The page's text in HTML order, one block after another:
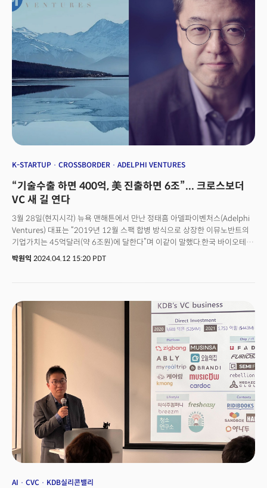
뉴 웨이브 인 서울은 스탠퍼드 이노베이션 & 디자인 연구센터(SCIDR)가
샌프란시스코 아시안 아트 뮤지엄과 공동 주최한 행사다.
K-STARTUP CROSSBORDER ADELPHI VENTURES
“기술수출 하면 400억, 美 진출하면 6조”... 크로스보더
VC 새 길 연다
3월 28일(현지시각) 뉴욕 맨해튼에서 만난 정태흠 아델파이벤처스(Adelphi
Ventures) 대표는 “2019년 12월 스팩 합병 방식으로 상장한 이뮤노반트의
기업가치는 45억달러(약 6조원)에 달한다”며 이같이 말했다.한국 바이오테크
스타트업, 제약회사들이 대부분 ‘라이선스 아웃(License-out, 기술이전)’
사례가 전무하다”며 “신약 후보물질 개발에 관한 기술력은 인정하면서도
여전히 한국 회사에 직접 투자하는 것에는 의구심을 가지고 있다”고 했다.그는
이어 “훌륭한 신약을 미국으로 가지고 와서 미국 회사를 설립하면 이 문제가
해결된다”며 “미국의 경우 아예 투자회사 내부에 연구소(Lab)를 만들고, 특정
기술 기반의 회사를 자체적으로 설립하는 바이오 전문 벤처캐피털(VC)도
박원익 2024.04.12 15:20 PDT
AI CVC KDB실리콘밸리